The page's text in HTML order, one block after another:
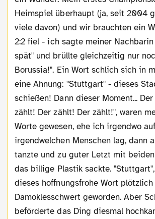
Heimspiel überhaupt (ja, seit 2004
viele davon) und wir brauchten ein
2:2 fiel - ich sagte meiner
spät" und brüllte gleichzeitig nur
Borussia!". Ein Wort schlich sich in
eine Ahnung: "Stuttgart" - dieses
schießen! Dann dieser Moment... Der
zählt! Der zählt! Der zählt!", waren
Worte gewesen, ehe ich irgendwo auf
irgendwelchen Menschen lag, dann
tanzte und zu guter Letzt mit
das billige Plastik sackte.
dieses hoffnungsfrohe Wort plötzlich
Damoklesschwert geworden. Aber
beförderte das Ding diesmal